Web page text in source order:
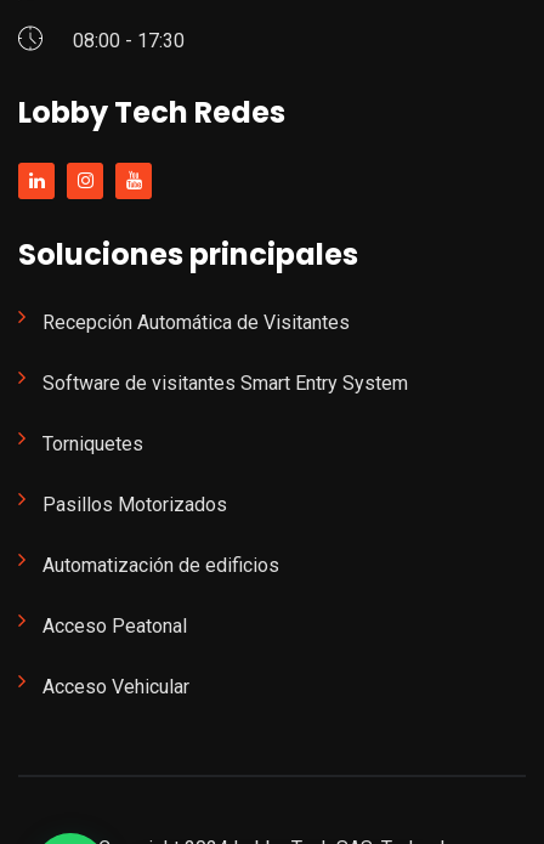
08:00 - 17:30
Lobby Tech Redes
Soluciones principales
Recepción Automática de Visitantes
Software de visitantes Smart Entry System
Torniquetes
Pasillos Motorizados
Automatización de edificios
Acceso Peatonal
Acceso Vehicular